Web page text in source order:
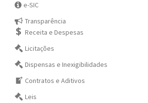
e-SIC
Transparência
Receita e Despesas
Licitações
Dispensas e Inexigibilidades
Contratos e Aditivos
Leis